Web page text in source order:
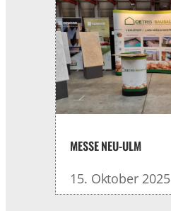
MESSE NEU-ULM
15. Oktober 2025